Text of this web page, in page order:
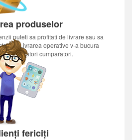
produselor
puteti sa profitati de livrare sau sa
operative v-a bucura
nerabdatori cumparatori.
fericiți